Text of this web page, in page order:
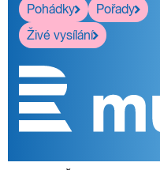
Pohádky
Pořady
Živé vysílání